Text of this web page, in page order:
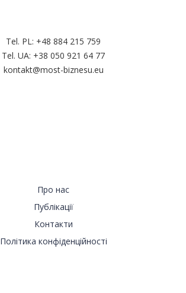
Tel. PL: +48 884 215 759
Tel. UA: +38 050 921 64 77
kontakt@most-biznesu.eu
Про нас
Публікації
Контакти
Політика конфіденційності